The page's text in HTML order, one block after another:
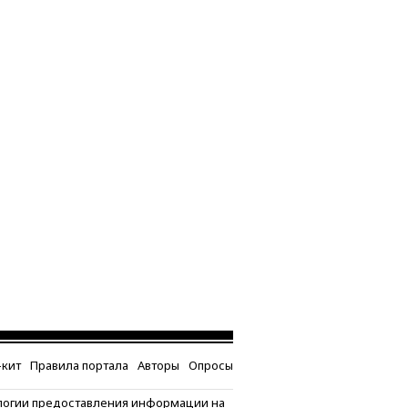
Правила портала Авторы Опросы
предоставления информации на